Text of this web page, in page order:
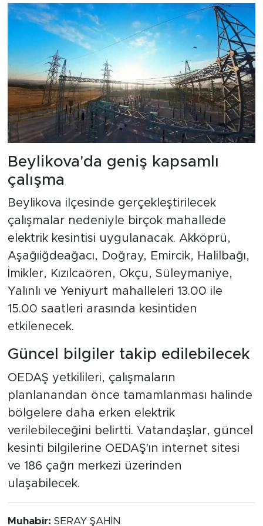
Beylikova'da geniş kapsamlı
çalışma
Beylikova ilçesinde gerçekleştirilecek
çalışmalar nedeniyle birçok mahallede
elektrik kesintisi uygulanacak. Akköprü,
Aşağıiğdeağacı, Doğray, Emircik, Halilbağı,
İmikler, Kızılcaören, Okçu, Süleymaniye,
Yalınlı ve Yeniyurt mahalleleri 13.00 ile
15.00 saatleri arasında kesintiden
etkilenecek.
Güncel bilgiler takip edilebilecek
OEDAŞ yetkilileri, çalışmaların
planlanandan önce tamamlanması halinde
bölgelere daha erken elektrik
verilebileceğini belirtti. Vatandaşlar, güncel
kesinti bilgilerine OEDAŞ'ın internet sitesi
ve 186 çağrı merkezi üzerinden
ulaşabilecek.
Muhabir: SERAY ŞAHİN